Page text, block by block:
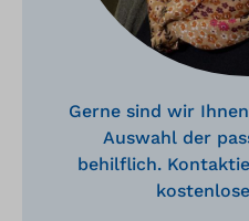
Gerne sind wir
Auswahl der
behilflich.